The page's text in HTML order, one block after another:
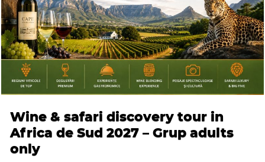
Wine & safari discovery tour in
Africa de Sud 2027 – Grup adults
only